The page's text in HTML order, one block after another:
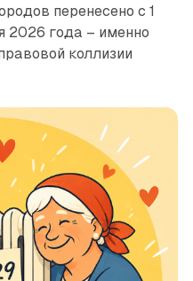
перенесено с 1
2026 года – именно
коллизии